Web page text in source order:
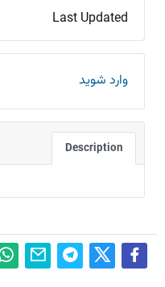
Last Updated
وارد شوید
Description